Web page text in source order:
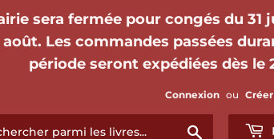
sera fermée pour congés du 31
août. Les commandes passées
période seront expédiées dès le
Connexion ou
Chercher